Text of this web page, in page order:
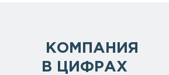
КОМПАНИЯ
В ЦИФРАХ